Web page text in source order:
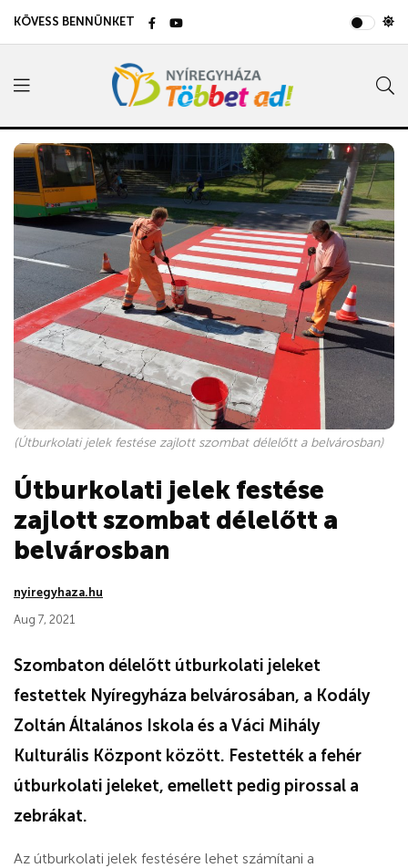
KÖVESS BENNÜNKET
(Útburkolati jelek festése zajlott szombat délelőtt a belvárosban)
Útburkolati jelek festése
zajlott szombat délelőtt a
belvárosban
nyiregyhaza.hu
Aug 7, 2021
Szombaton délelőtt útburkolati jeleket
festettek Nyíregyháza belvárosában, a Kodály
Zoltán Általános Iskola és a Váci Mihály
Kulturális Központ között. Festették a fehér
útburkolati jeleket, emellett pedig pirossal a
zebrákat.
Az útburkolati jelek festésére lehet számítani a